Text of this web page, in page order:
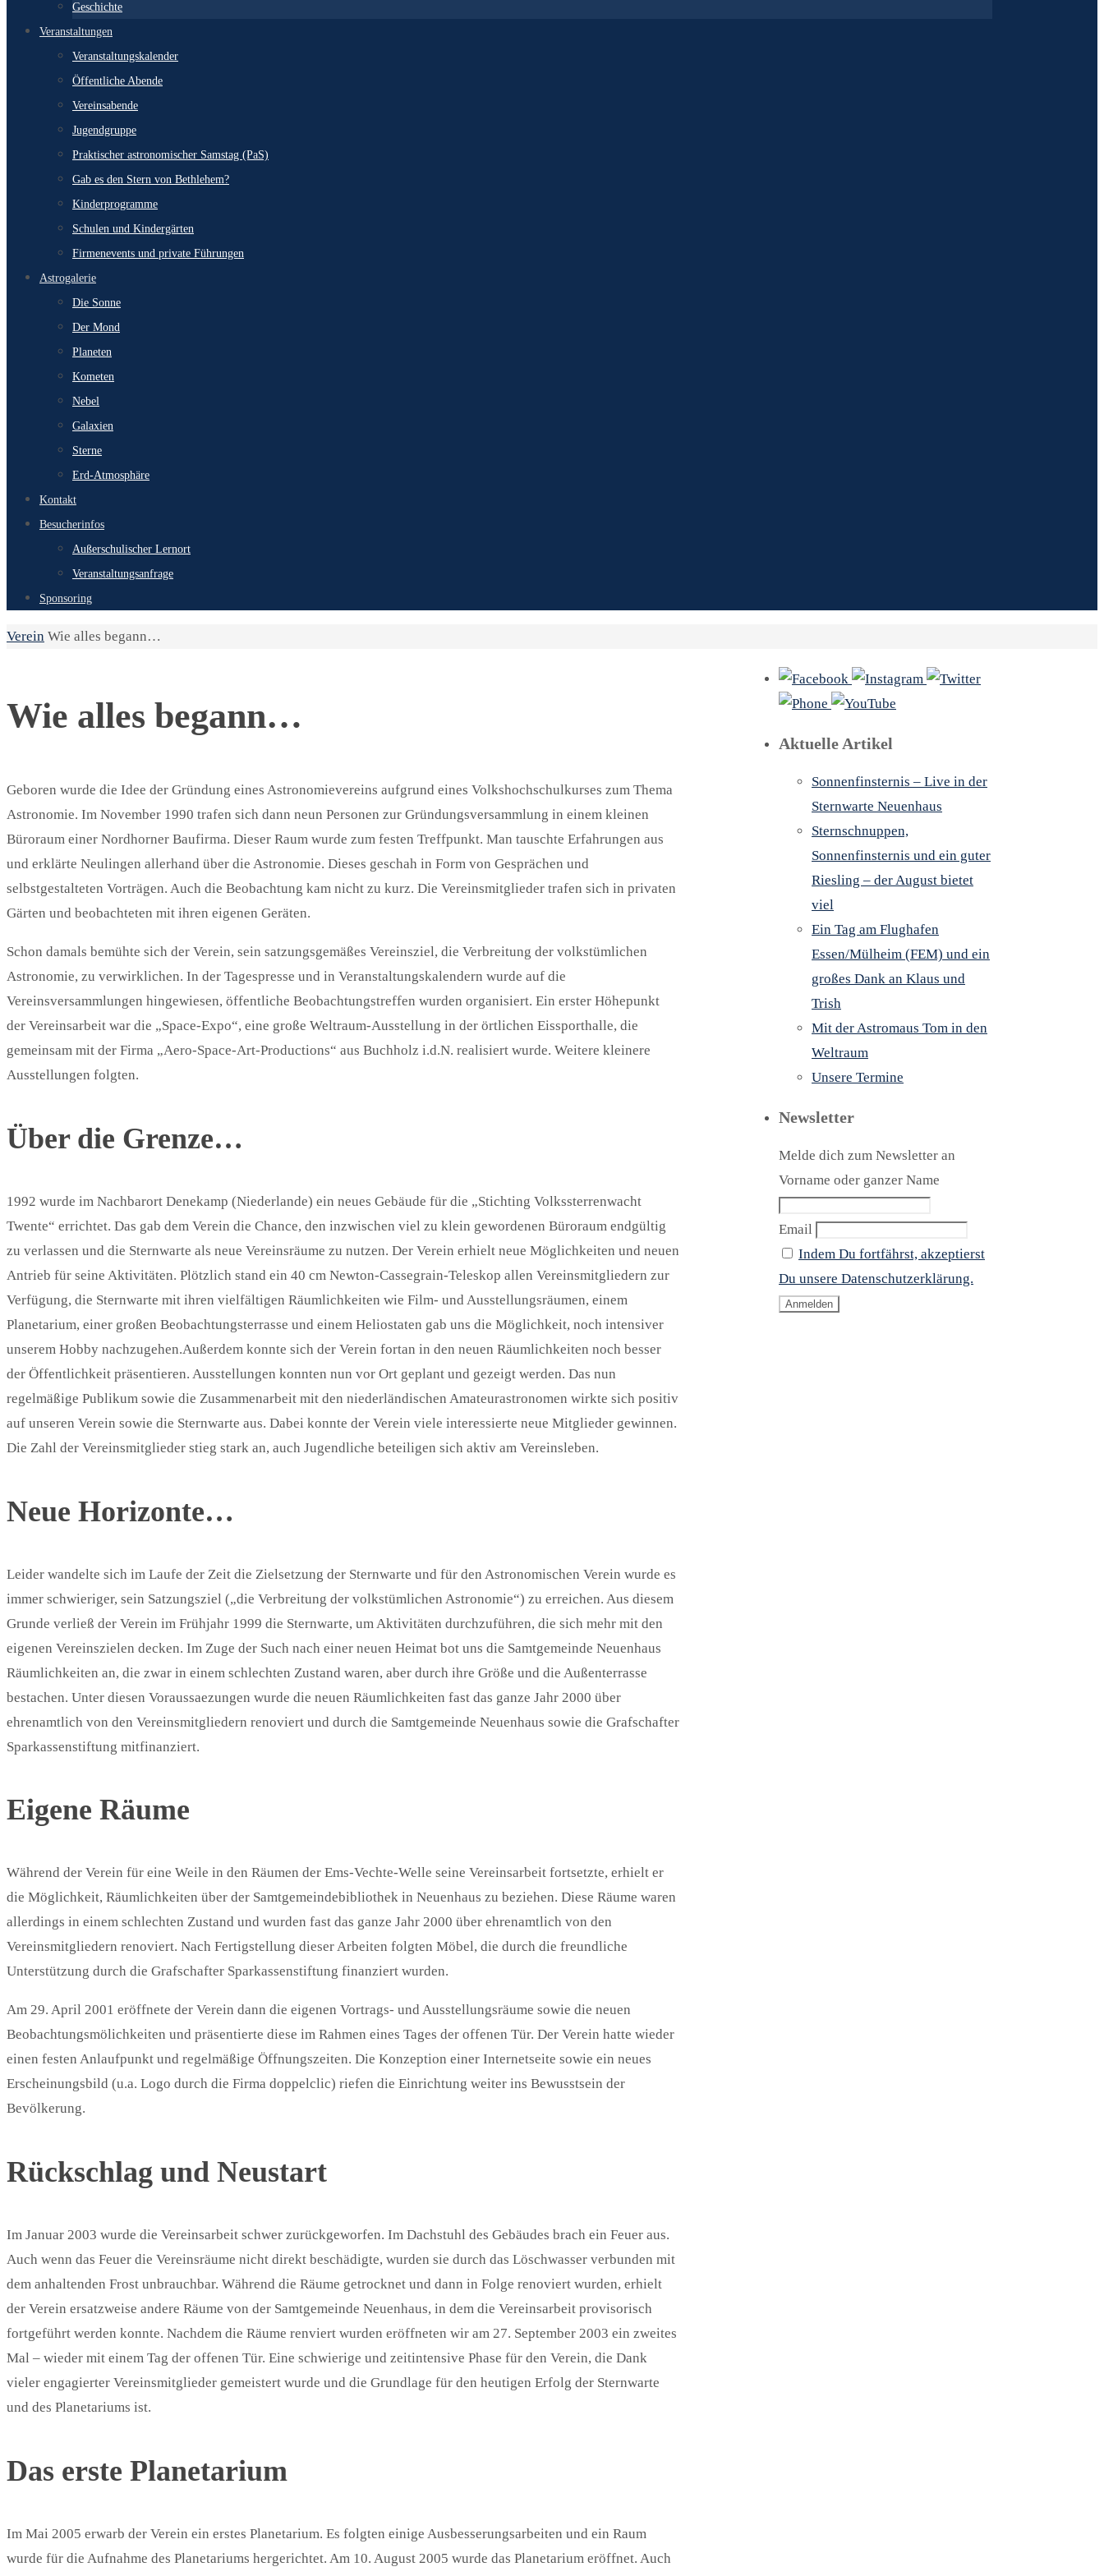
Geschichte
Veranstaltungen
Veranstaltungskalender
Öffentliche Abende
Vereinsabende
Jugendgruppe
Praktischer astronomischer Samstag (PaS)
Gab es den Stern von Bethlehem?
Kinderprogramme
Schulen und Kindergärten
Firmenevents und private Führungen
Astrogalerie
Die Sonne
Der Mond
Planeten
Kometen
Nebel
Galaxien
Sterne
Erd-Atmosphäre
Kontakt
Besucherinfos
Außerschulischer Lernort
Veranstaltungsanfrage
Sponsoring
Start
Verein Wie alles begann…
Wie alles begann…
Geboren wurde die Idee der Gründung eines Astronomievereins aufgrund eines Volkshochschulkurses zum Thema
Astronomie. Im November 1990 trafen sich dann neun Personen zur Gründungsversammlung in einem kleinen
Büroraum einer Nordhorner Baufirma. Dieser Raum wurde zum festen Treffpunkt. Man tauschte Erfahrungen aus
und erklärte Neulingen allerhand über die Astronomie. Dieses geschah in Form von Gesprächen und
selbstgestalteten Vorträgen. Auch die Beobachtung kam nicht zu kurz. Die Vereinsmitglieder trafen sich in privaten
Gärten und beobachteten mit ihren eigenen Geräten.
Schon damals bemühte sich der Verein, sein satzungsgemäßes Vereinsziel, die Verbreitung der volkstümlichen
Astronomie, zu verwirklichen. In der Tagespresse und in Veranstaltungskalendern wurde auf die
Vereinsversammlungen hingewiesen, öffentliche Beobachtungstreffen wurden organisiert. Ein erster Höhepunkt
der Vereinsarbeit war die „Space-Expo“, eine große Weltraum-Ausstellung in der örtlichen Eissporthalle, die
gemeinsam mit der Firma „Aero-Space-Art-Productions“ aus Buchholz i.d.N. realisiert wurde. Weitere kleinere
Ausstellungen folgten.
Über die Grenze…
1992 wurde im Nachbarort Denekamp (Niederlande) ein neues Gebäude für die „Stichting Volkssterrenwacht
Twente“ errichtet. Das gab dem Verein die Chance, den inzwischen viel zu klein gewordenen Büroraum endgültig
zu verlassen und die Sternwarte als neue Vereinsräume zu nutzen. Der Verein erhielt neue Möglichkeiten und neuen
Antrieb für seine Aktivitäten. Plötzlich stand ein 40 cm Newton-Cassegrain-Teleskop allen Vereinsmitgliedern zur
Verfügung, die Sternwarte mit ihren vielfältigen Räumlichkeiten wie Film- und Ausstellungsräumen, einem
Planetarium, einer großen Beobachtungsterrasse und einem Heliostaten gab uns die Möglichkeit, noch intensiver
unserem Hobby nachzugehen.Außerdem konnte sich der Verein fortan in den neuen Räumlichkeiten noch besser
der Öffentlichkeit präsentieren. Ausstellungen konnten nun vor Ort geplant und gezeigt werden. Das nun
regelmäßige Publikum sowie die Zusammenarbeit mit den niederländischen Amateurastronomen wirkte sich positiv
auf unseren Verein sowie die Sternwarte aus. Dabei konnte der Verein viele interessierte neue Mitglieder gewinnen.
Die Zahl der Vereinsmitglieder stieg stark an, auch Jugendliche beteiligen sich aktiv am Vereinsleben.
Neue Horizonte…
Leider wandelte sich im Laufe der Zeit die Zielsetzung der Sternwarte und für den Astronomischen Verein wurde es
immer schwieriger, sein Satzungsziel („die Verbreitung der volkstümlichen Astronomie“) zu erreichen. Aus diesem
Grunde verließ der Verein im Frühjahr 1999 die Sternwarte, um Aktivitäten durchzuführen, die sich mehr mit den
eigenen Vereinszielen decken. Im Zuge der Such nach einer neuen Heimat bot uns die Samtgemeinde Neuenhaus
Räumlichkeiten an, die zwar in einem schlechten Zustand waren, aber durch ihre Größe und die Außenterrasse
bestachen. Unter diesen Voraussaezungen wurde die neuen Räumlichkeiten fast das ganze Jahr 2000 über
ehrenamtlich von den Vereinsmitgliedern renoviert und durch die Samtgemeinde Neuenhaus sowie die Grafschafter
Sparkassenstiftung mitfinanziert.
Eigene Räume
Während der Verein für eine Weile in den Räumen der Ems-Vechte-Welle seine Vereinsarbeit fortsetzte, erhielt er
die Möglichkeit, Räumlichkeiten über der Samtgemeindebibliothek in Neuenhaus zu beziehen. Diese Räume waren
allerdings in einem schlechten Zustand und wurden fast das ganze Jahr 2000 über ehrenamtlich von den
Vereinsmitgliedern renoviert. Nach Fertigstellung dieser Arbeiten folgten Möbel, die durch die freundliche
Unterstützung durch die Grafschafter Sparkassenstiftung finanziert wurden.
Am 29. April 2001 eröffnete der Verein dann die eigenen Vortrags- und Ausstellungsräume sowie die neuen
Beobachtungsmölichkeiten und präsentierte diese im Rahmen eines Tages der offenen Tür. Der Verein hatte wieder
einen festen Anlaufpunkt und regelmäßige Öffnungszeiten. Die Konzeption einer Internetseite sowie ein neues
Erscheinungsbild (u.a. Logo durch die Firma doppelclic) riefen die Einrichtung weiter ins Bewusstsein der
Bevölkerung.
Rückschlag und Neustart
Im Januar 2003 wurde die Vereinsarbeit schwer zurückgeworfen. Im Dachstuhl des Gebäudes brach ein Feuer aus.
Auch wenn das Feuer die Vereinsräume nicht direkt beschädigte, wurden sie durch das Löschwasser verbunden mit
dem anhaltenden Frost unbrauchbar. Während die Räume getrocknet und dann in Folge renoviert wurden, erhielt
der Verein ersatzweise andere Räume von der Samtgemeinde Neuenhaus, in dem die Vereinsarbeit provisorisch
fortgeführt werden konnte. Nachdem die Räume renviert wurden eröffneten wir am 27. September 2003 ein zweites
Mal – wieder mit einem Tag der offenen Tür. Eine schwierige und zeitintensive Phase für den Verein, die Dank
vieler engagierter Vereinsmitglieder gemeistert wurde und die Grundlage für den heutigen Erfolg der Sternwarte
und des Planetariums ist.
Das erste Planetarium
Im Mai 2005 erwarb der Verein ein erstes Planetarium. Es folgten einige Ausbesserungsarbeiten und ein Raum
wurde für die Aufnahme des Planetariums hergerichtet. Am 10. August 2005 wurde das Planetarium eröffnet. Auch
Aktuelle Artikel
Sonnenfinsternis – Live in der
Sternwarte Neuenhaus
Sternschnuppen,
Sonnenfinsternis und ein guter
Riesling – der August bietet
viel
Ein Tag am Flughafen
Essen/Mülheim (FEM) und ein
großes Dank an Klaus und
Trish
Mit der Astromaus Tom in den
Weltraum
Unsere Termine
Newsletter
Melde dich zum Newsletter an
Vorname oder ganzer Name
Email
Indem Du fortfährst, akzeptierst
Du unsere Datenschutzerklärung.